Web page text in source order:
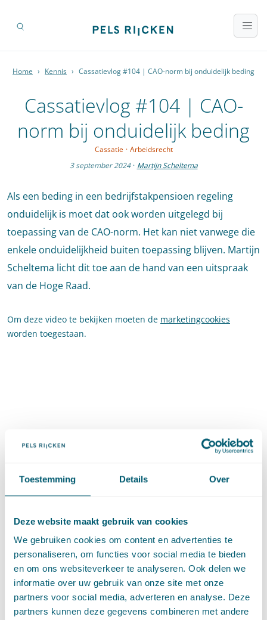
Toestemming Details Over
Deze website maakt gebruik van cookies
We gebruiken cookies om content en advertenties te
personaliseren, om functies voor social media te bieden
en om ons websiteverkeer te analyseren. Ook delen we
informatie over uw gebruik van onze site met onze
partners voor social media, adverteren en analyse. Deze
partners kunnen deze gegevens combineren met andere
Home › Kennis › Cassatievlog #104 | CAO-norm bij onduidelijk beding
Cassatievlog #104 | CAO-
norm bij onduidelijk beding
Cassatie · Arbeidsrecht
3 september 2024 · Martijn Scheltema
Als een beding in een bedrijfstakpensioen regeling
onduidelijk is moet dat ook worden uitgelegd bij
toepassing van de CAO-norm. Het kan niet vanwege die
enkele onduidelijkheid buiten toepassing blijven. Martijn
Scheltema licht dit toe aan de hand van een uitspraak
van de Hoge Raad.
Om deze video te bekijken moeten de marketingcookies
worden toegestaan.
Cassatievlog #104 is ook in podcast vorm beschikbaar.
Deel dit artikel viaLinkedInene-mail
Contact